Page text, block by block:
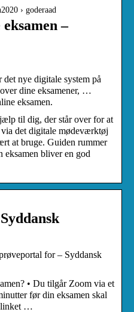
› goderaad
–
det nye digitale system på
dine eksamener, …
eksamen.
til dig, der står over for at
det digitale mødeværktøj
at bruge. Guiden rummer
eksamen bliver en god
for – Syddansk
• Du tilgår Zoom via et
før din eksamen skal
linket …